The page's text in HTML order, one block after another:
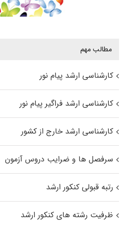
مطالب مهم
کارشناسی ارشد پیام نور
کارشناسی ارشد فراگیر پیام نور
کارشناسی ارشد خارج از کشور
سرفصل ها و ضرایب دروس آزمون
رتبه قبولی کنکور ارشد
ظرفیت رشته های کنکور ارشد